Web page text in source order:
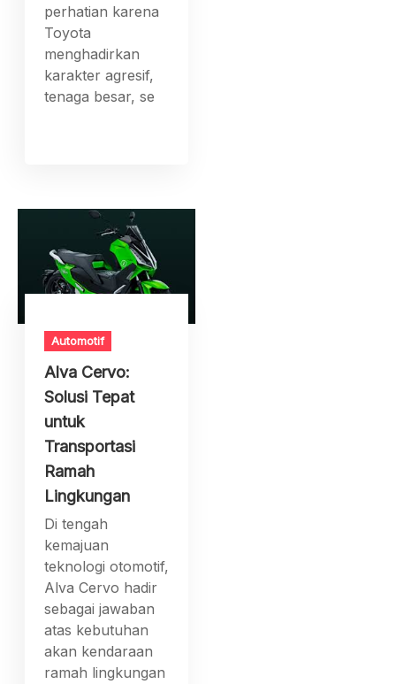
perhatian karena
Toyota
menghadirkan
karakter agresif,
tenaga besar, se
Automotif
Alva Cervo:
Solusi Tepat
untuk
Transportasi
Ramah
Lingkungan
Di tengah
kemajuan
teknologi otomotif,
Alva Cervo hadir
sebagai jawaban
atas kebutuhan
akan kendaraan
ramah lingkungan